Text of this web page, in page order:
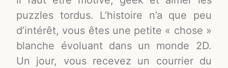
puzzles tordus. L’histoire n’a que peu
d’intérêt, vous êtes une petite « chose »
blanche évoluant dans un monde 2D.
Un jour, vous recevez un courrier du